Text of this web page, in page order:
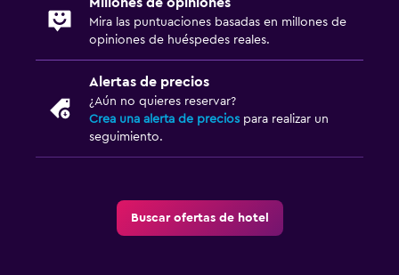
Mira las puntuaciones basadas en millones de
opiniones de huéspedes reales.
Alertas de precios
¿Aún no quieres reservar?
Crea una alerta de precios para realizar un
seguimiento.
Buscar ofertas de hotel